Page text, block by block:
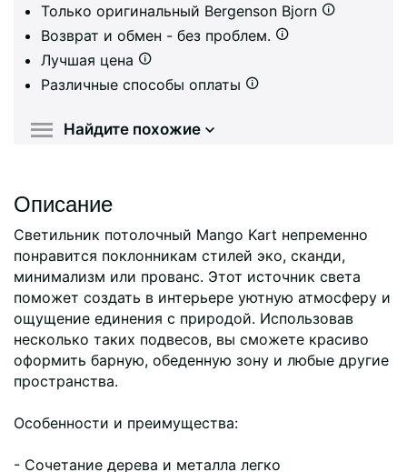
Только оригинальный Bergenson Bjorn
Возврат и обмен - без проблем.
Лучшая цена
Различные способы оплаты
Найдите похожие
Описание
Светильник потолочный Mango Kart непременно
понравится поклонникам стилей эко, сканди,
минимализм или прованс. Этот источник света
поможет создать в интерьере уютную атмосферу и
ощущение единения с природой. Использовав
несколько таких подвесов, вы сможете красиво
оформить барную, обеденную зону и любые другие
пространства.
Особенности и преимущества:
- Сочетание дерева и металла легко